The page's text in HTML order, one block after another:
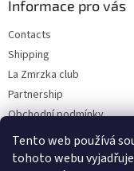
Tento web používá
tohoto webu
Informace pro vás
Contacts
Shipping
La Zmrzka club
Partnership
Obchodní podmínky
Podmínky ochrany